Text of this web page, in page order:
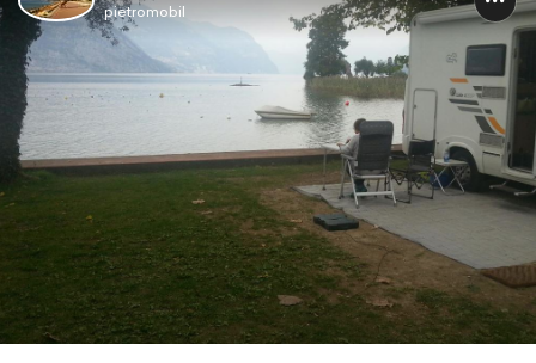
pietromobil